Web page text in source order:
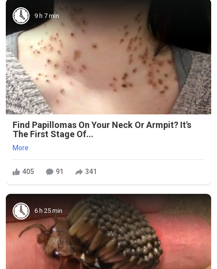
9 h 7 min
Find Papillomas On Your Neck Or Armpit? It's
The First Stage Of...
More
405 91 341
6 h 25 min